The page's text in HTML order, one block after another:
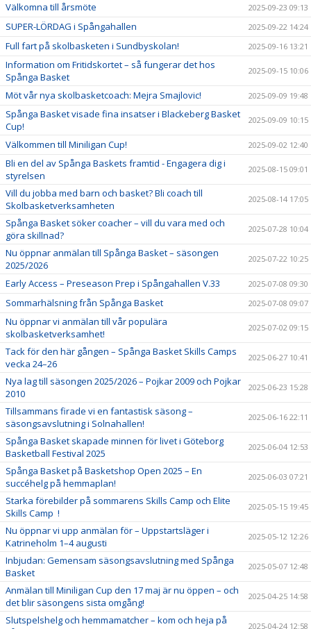
Välkomna till årsmöte 2025-09-23 09:13
SUPER-LÖRDAG i Spångahallen 2025-09-22 14:24
Full fart på skolbasketen i Sundbyskolan! 2025-09-16 13:21
Information om Fritidskortet – så fungerar det hos
Spånga Basket
2025-09-15 10:06
Möt vår nya skolbasketcoach: Mejra Smajlovic! 2025-09-09 19:48
Spånga Basket visade fina insatser i Blackeberg Basket
Cup!
2025-09-09 10:15
Välkommen till Miniligan Cup! 2025-09-02 12:40
Bli en del av Spånga Baskets framtid - Engagera dig i
styrelsen
2025-08-15 09:01
Vill du jobba med barn och basket? Bli coach till
Skolbasketverksamheten
2025-08-14 17:05
Spånga Basket söker coacher – vill du vara med och
göra skillnad?
2025-07-28 10:04
Nu öppnar anmälan till Spånga Basket – säsongen
2025/2026
2025-07-22 10:25
Early Access – Preseason Prep i Spångahallen V.33 2025-07-08 09:30
Sommarhälsning från Spånga Basket 2025-07-08 09:07
Nu öppnar vi anmälan till vår populära
skolbasketverksamhet!
2025-07-02 09:15
Tack för den här gången – Spånga Basket Skills Camps
vecka 24–26
2025-06-27 10:41
Nya lag till säsongen 2025/2026 – Pojkar 2009 och Pojkar
2010
2025-06-23 15:28
Tillsammans firade vi en fantastisk säsong –
säsongsavslutning i Solnahallen!
2025-06-16 22:11
Spånga Basket skapade minnen för livet i Göteborg
Basketball Festival 2025
2025-06-04 12:53
Spånga Basket på Basketshop Open 2025 – En
succéhelg på hemmaplan!
2025-06-03 07:21
Starka förebilder på sommarens Skills Camp och Elite
Skills Camp !
2025-05-15 19:45
Nu öppnar vi upp anmälan för – Uppstartsläger i
Katrineholm 1–4 augusti
2025-05-12 12:26
Inbjudan: Gemensam säsongsavslutning med Spånga
Basket
2025-05-07 12:48
Anmälan till Miniligan Cup den 17 maj är nu öppen – och
det blir säsongens sista omgång!
2025-04-25 14:58
Slutspelshelg och hemmamatcher – kom och heja på
2025-04-24 12:58